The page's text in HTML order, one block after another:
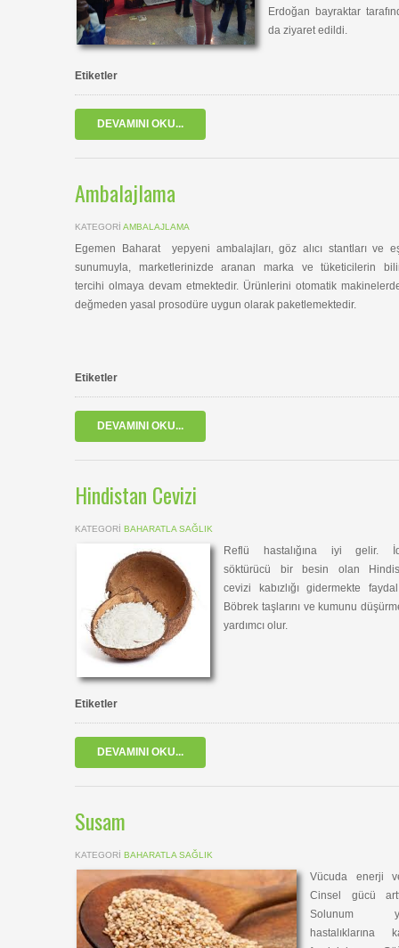
Erdoğan bayraktar
da ziyaret edildi.
Etiketler
DEVAMINI OKU...
Ambalajlama
KATEGORI AMBALAJLAMA
Egemen Baharat yepyeni ambalajları, göz alıcı stantları ve
sunumuyla, marketlerinizde aranan marka ve tüketicilerin
tercihi olmaya devam etmektedir. Ürünlerini otomatik
değmeden yasal prosodüre uygun olarak paketlemektedir.
Etiketler
DEVAMINI OKU...
Hindistan Cevizi
KATEGORI BAHARATLA SAĞLIK
Reflü hastalığına iyi gelir.
söktürücü bir besin olan
cevizi kabızlığı gidermekte
Böbrek taşlarını ve kumunu
yardımcı olur.
Etiketler
DEVAMINI OKU...
Susam
KATEGORI BAHARATLA SAĞLIK
Vücuda enerji
Cinsel gücü
Solunum
hastalıklarına